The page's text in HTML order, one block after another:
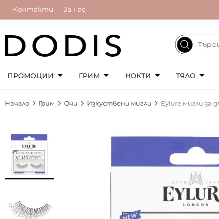
Контакти За нас
ПРОМОЦИИ ГРИМ НОКТИ ТЯЛО
Начало Грим Очи Изкуствени мигли Eylure мигли за
към
края
галерията